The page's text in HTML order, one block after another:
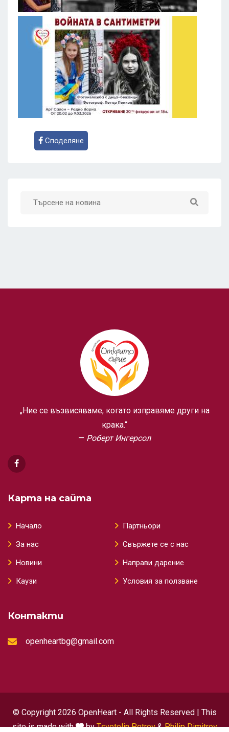
Споделяне
„Ние се възвисяваме, когато изправяме други на
крака.“
Роберт Ингерсол
Карта на сайта
Начало
За нас
Новини
Каузи
Партньори
Свържете се с нас
Направи дарение
Условия за ползване
Контакти
openheartbg@gmail.com
© Copyright 2026 OpenHeart - All Rights Reserved | This
site is made with
byTsvetelin Petrov&Philip Dimitrov